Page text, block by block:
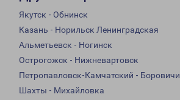
Якутск - Обнинск
Казань - Норильск Ленинградская
Альметьевск - Ногинск
Острогожск - Нижневартовск
Петропавловск-Камчатский - Боровичи
Шахты - Михайловка